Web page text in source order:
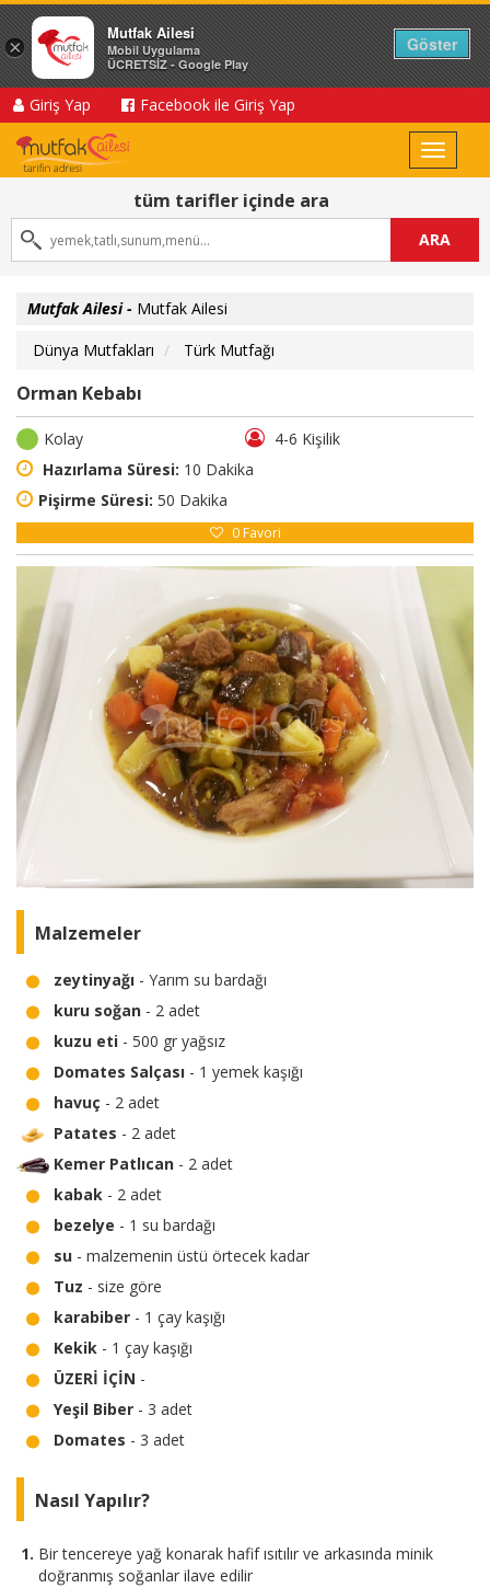
Giriş Yap Facebook ile Giriş Yap
Toggle
tüm tarifler içinde ara
ARA
Mutfak Ailesi - Mutfak Ailesi
Dünya Mutfakları
Türk Mutfağı
Orman Kebabı
Kolay
4-6 Kişilik
Hazırlama Süresi: 10 Dakika
Pişirme Süresi: 50 Dakika
0 Favori
Malzemeler
zeytinyağı - Yarım su bardağı
kuru soğan - 2 adet
kuzu eti - 500 gr yağsız
Domates Salçası - 1 yemek kaşığı
havuç - 2 adet
Patates - 2 adet
Kemer Patlıcan - 2 adet
kabak - 2 adet
bezelye - 1 su bardağı
su - malzemenin üstü örtecek kadar
Tuz - size göre
karabiber - 1 çay kaşığı
Kekik - 1 çay kaşığı
ÜZERİ İÇİN -
Yeşil Biber - 3 adet
Domates - 3 adet
Nasıl Yapılır?
Bir tencereye yağ konarak hafif ısıtılır ve arkasında minik
doğranmış soğanlar ilave edilir
×
Mutfak Ailesi
Mobil Uygulama
ÜCRETSİZ - Google Play
Göster